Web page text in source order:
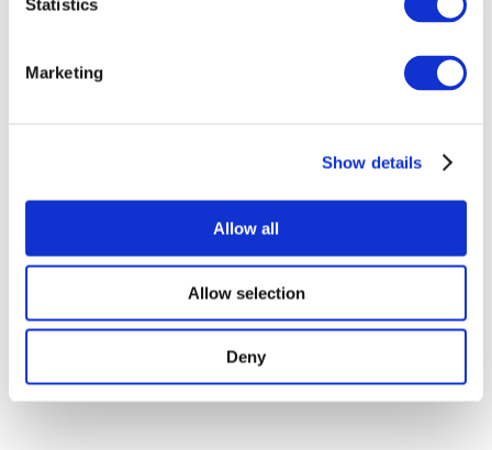
Statistics
Marketing
Show details
Allow all
Allow selection
Deny
Serata creativa
La nostra offerta speciale
Applicare